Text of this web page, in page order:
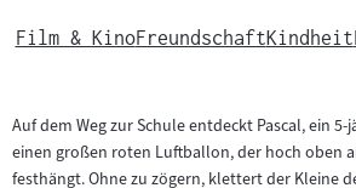
Film & KinoFreundschaftKindheit
Auf dem Weg zur Schule entdeckt Pascal, ein 5-
einen großen roten Luftballon, der hoch oben
festhängt. Ohne zu zögern, klettert der Kleine